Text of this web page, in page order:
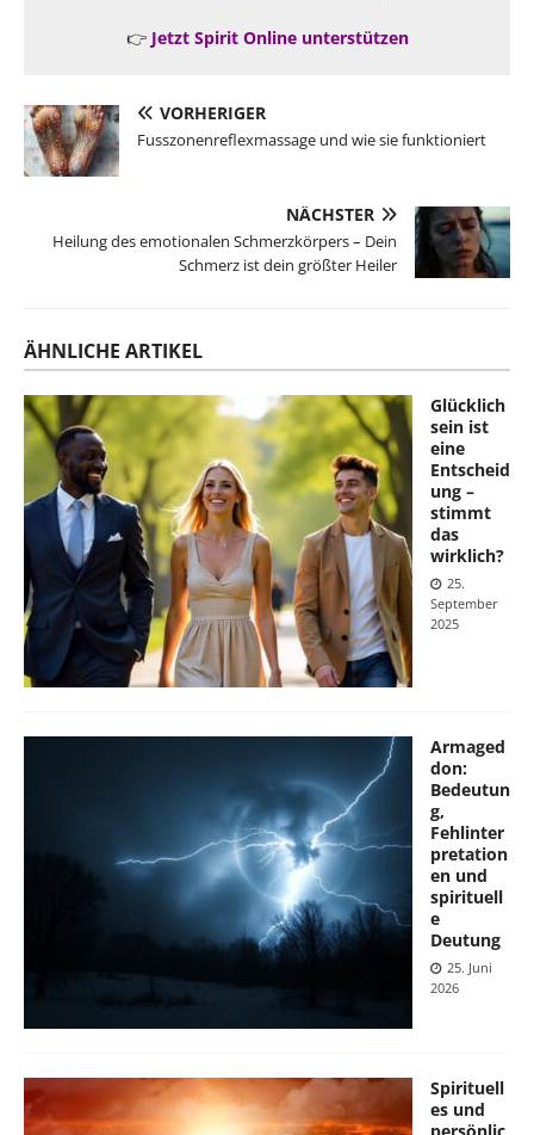
👉 Jetzt Spirit Online unterstützen
VORHERIGER
Fusszonenreflexmassage und wie sie funktioniert
NÄCHSTER
Heilung des emotionalen Schmerzkörpers – Dein
Schmerz ist dein größter Heiler
ÄHNLICHE ARTIKEL
Glücklich
sein ist
eine
Entscheid
ung –
stimmt
das
wirklich?
25.
September
2025
Armaged
don:
Bedeutun
g,
Fehlinter
pretation
en und
spirituell
e
Deutung
25. Juni
2026
Spirituell
es und